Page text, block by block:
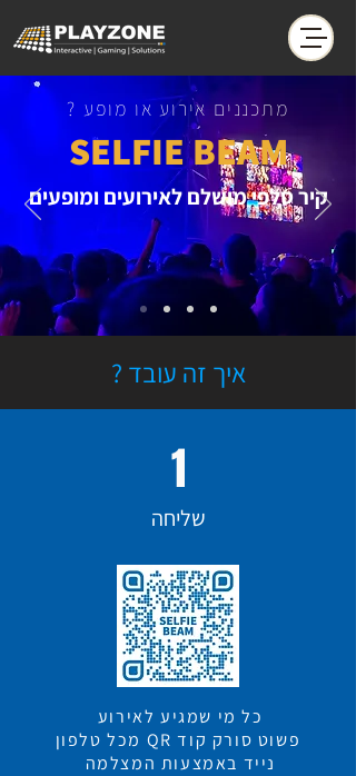
מתכננים אירוע או מופע ?
SELFIE BEAM
קיר סלפי מושלם לאירועים ומופעים
איך זה עובד ?
1
שליחה
כל מי שמגיע לאירוע
פשוט סורק קוד QR מכל טלפון
נייד באמצעות המצלמה